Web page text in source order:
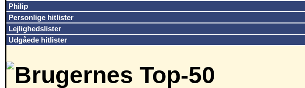
Philip
Personlige hitlister
Lejlighedslister
Udgåede hitlister